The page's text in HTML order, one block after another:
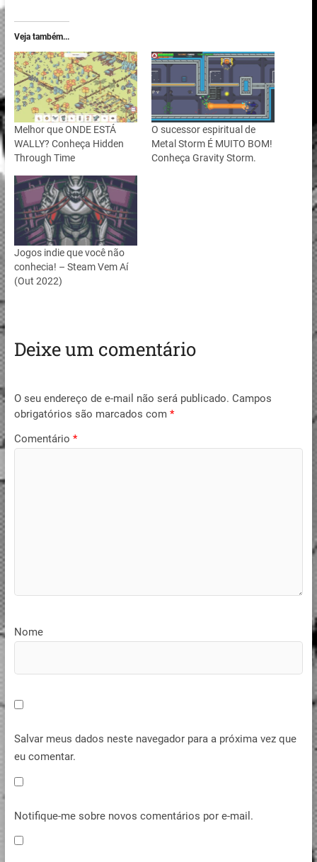
Veja também...
Melhor que ONDE ESTÁ
WALLY? Conheça Hidden
Through Time
O sucessor espiritual de
Metal Storm É MUITO BOM!
Conheça Gravity Storm.
Jogos indie que você não
conhecia! – Steam Vem Aí
(Out 2022)
Deixe um comentário
O seu endereço de e-mail não será publicado. Campos
obrigatórios são marcados com *
Comentário *
Nome
Salvar meus dados neste navegador para a próxima vez que
eu comentar.
Notifique-me sobre novos comentários por e-mail.